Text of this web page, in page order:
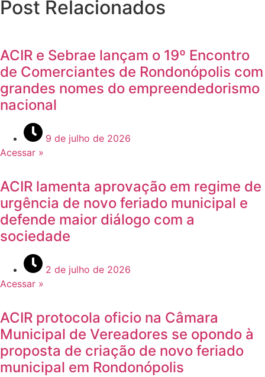
Post Relacionados
ACIR e Sebrae lançam o 19º Encontro
de Comerciantes de Rondonópolis com
grandes nomes do empreendedorismo
nacional
9 de julho de 2026
Acessar »
ACIR lamenta aprovação em regime de
urgência de novo feriado municipal e
defende maior diálogo com a
sociedade
2 de julho de 2026
Acessar »
ACIR protocola oficio na Câmara
Municipal de Vereadores se opondo à
proposta de criação de novo feriado
municipal em Rondonópolis